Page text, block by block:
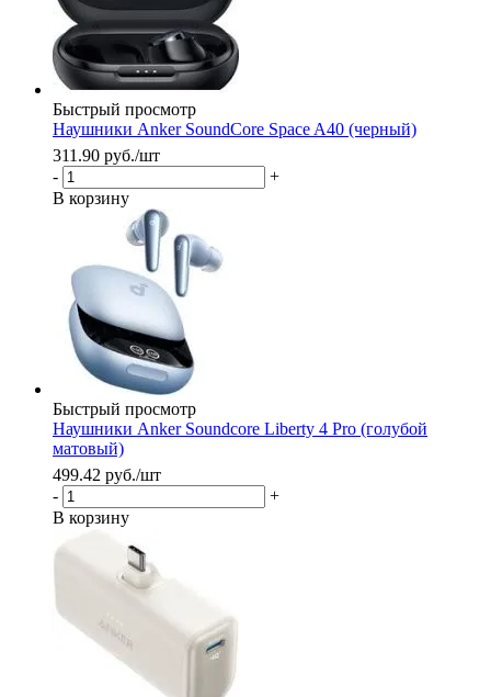
Быстрый просмотр
Наушники Anker SoundCore Space A40 (черный)
311.90 руб./шт
-
+
В корзину
Быстрый просмотр
Наушники Anker Soundcore Liberty 4 Pro (голубой
матовый)
499.42 руб./шт
-
+
В корзину